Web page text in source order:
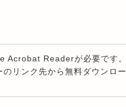
Acrobat Readerが必要です。
リンク先から無料ダウンロー